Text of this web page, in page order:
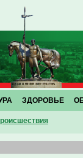
ЗДОРОВЬЕ